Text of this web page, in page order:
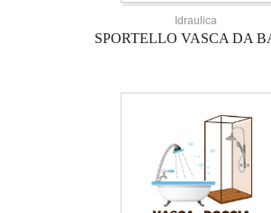
Idraulica
SPORTELLO VASCA DA